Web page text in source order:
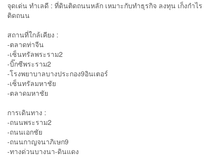
จุดเด่น ทำเลดี : ที่ดินติดถนนหลัก เหมาะกับทำธุรกิจ ลงทุน เก็งกำไร
ติดถนน
สถานที่ใกล้เคียง :
-ตลาดท่าจีน
-เซ็นทรัลพระราม2
-บิ๊กซีพระราม2
-โรงพยาบาลบางประกอง9อินเตอร์
-เซ็นทรัลมหาชัย
-ตลาดมหาชัย
การเดินทาง :
-ถนนพระราม2
-ถนนเอกชัย
-ถนนกาญจนาภิเษก9
-ทางด่วนบางนา-ดินแดง